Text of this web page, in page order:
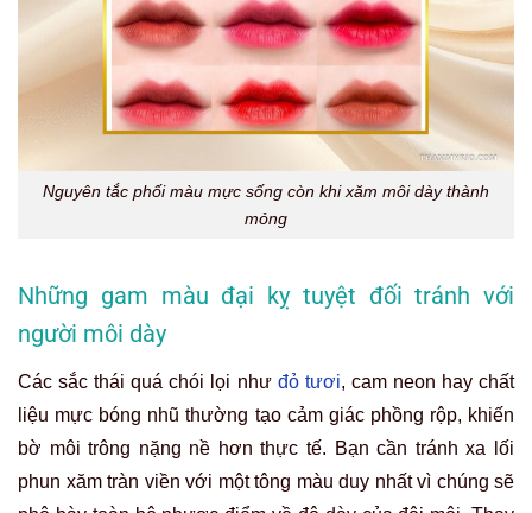
Nguyên tắc phối màu mực sống còn khi xăm môi dày thành
mỏng
Những gam màu đại kỵ tuyệt đối tránh với
người môi dày
Các sắc thái quá chói lọi như đỏ tươi, cam neon hay chất
liệu mực bóng nhũ thường tạo cảm giác phồng rộp, khiến
bờ môi trông nặng nề hơn thực tế. Bạn cần tránh xa lối
phun xăm tràn viền với một tông màu duy nhất vì chúng sẽ